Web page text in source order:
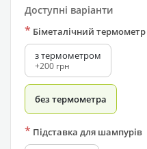
Доступні варіанти
* Біметалічний термометр
з термометром
+200 грн
без термометра
* Підставка для шампурів